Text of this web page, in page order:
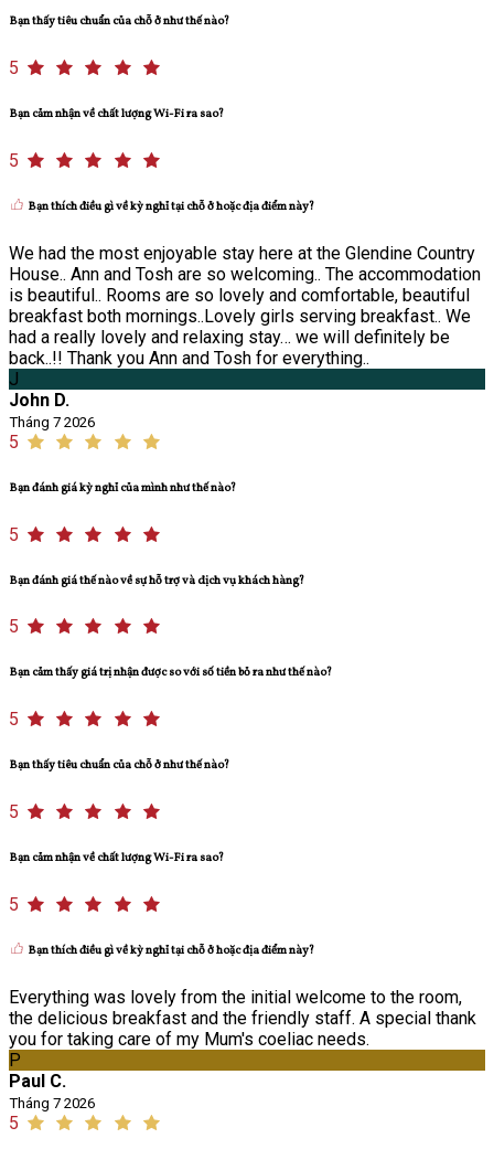
Bạn thấy tiêu chuẩn của chỗ ở như thế nào?
5
Bạn cảm nhận về chất lượng Wi-Fi ra sao?
5
Bạn thích điều gì về kỳ nghỉ tại chỗ ở hoặc địa điểm này?
We had the most enjoyable stay here at the Glendine Country
House.. Ann and Tosh are so welcoming.. The accommodation
is beautiful.. Rooms are so lovely and comfortable, beautiful
breakfast both mornings..Lovely girls serving breakfast.. We
had a really lovely and relaxing stay… we will definitely be
back..!! Thank you Ann and Tosh for everything..
J
John D.
Tháng 7 2026
5
Bạn đánh giá kỳ nghỉ của mình như thế nào?
5
Bạn đánh giá thế nào về sự hỗ trợ và dịch vụ khách hàng?
5
Bạn cảm thấy giá trị nhận được so với số tiền bỏ ra như thế nào?
5
Bạn thấy tiêu chuẩn của chỗ ở như thế nào?
5
Bạn cảm nhận về chất lượng Wi-Fi ra sao?
5
Bạn thích điều gì về kỳ nghỉ tại chỗ ở hoặc địa điểm này?
Everything was lovely from the initial welcome to the room,
the delicious breakfast and the friendly staff. A special thank
you for taking care of my Mum's coeliac needs.
P
Paul C.
Tháng 7 2026
5